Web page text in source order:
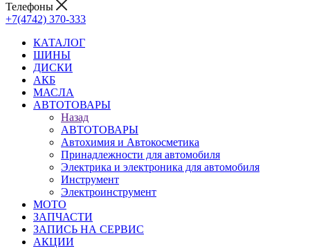
Телефоны
+7(4742) 370-333
КАТАЛОГ
ШИНЫ
ДИСКИ
АКБ
МАСЛА
АВТОТОВАРЫ
Назад
АВТОТОВАРЫ
Автохимия и Автокосметика
Принадлежности для автомобиля
Электрика и электроника для автомобиля
Инструмент
Электроинструмент
МОТО
ЗАПЧАСТИ
ЗАПИСЬ НА СЕРВИС
АКЦИИ